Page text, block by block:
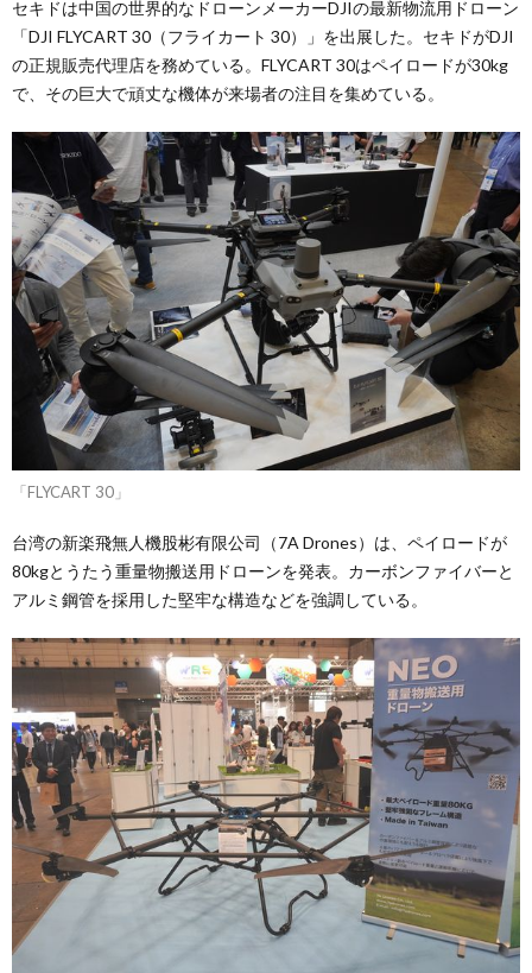
セキドは中国の世界的なドローンメーカーDJIの最新物流用ドローン
「DJI FLYCART 30（フライカート 30）」を出展した。セキドがDJI
の正規販売代理店を務めている。FLYCART 30はペイロードが30kg
で、その巨大で頑丈な機体が来場者の注目を集めている。
「FLYCART 30」
台湾の新楽飛無人機股彬有限公司（7A Drones）は、ペイロードが
80kgとうたう重量物搬送用ドローンを発表。カーボンファイバーと
アルミ鋼管を採用した堅牢な構造などを強調している。